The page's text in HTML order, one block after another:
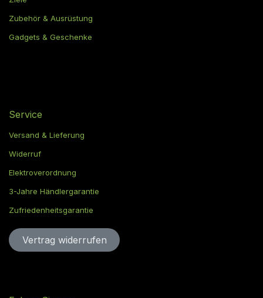
Zubehör & Ausrüstung
Gadgets & Geschenke
Service
Versand & Lieferung
Widerruf
Elektroverordnung
3-Jahre Händlergarantie
Zufriedenheitsgarantie
Vertrag widerru​​​​​​​​​​fen